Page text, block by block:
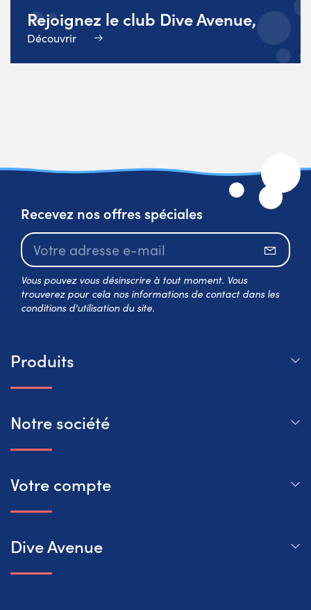
Rejoignez le club Dive Avenue,
Découvrir
Recevez nos offres spéciales
Vous pouvez vous désinscrire à tout moment. Vous
trouverez pour cela nos informations de contact dans les
conditions d'utilisation du site.
Produits
Notre société
Votre compte
Dive Avenue